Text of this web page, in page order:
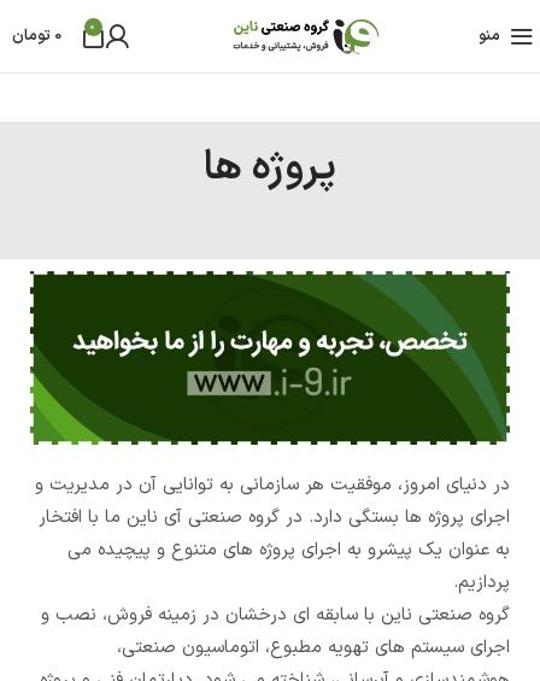
منو 0
0 تومان
پروژه ها
در دنیای امروز، موفقیت هر سازمانی به توانایی آن در مدیریت و
اجرای پروژه ها بستگی دارد. در گروه صنعتی آی ناین ما با افتخار
به عنوان یک پیشرو به اجرای پروژه های متنوع و پیچیده می
پردازیم.
گروه صنعتی ناین با سابقه ای درخشان در زمینه فروش، نصب و
اجرای سیستم های تهویه مطبوع، اتوماسیون صنعتی،